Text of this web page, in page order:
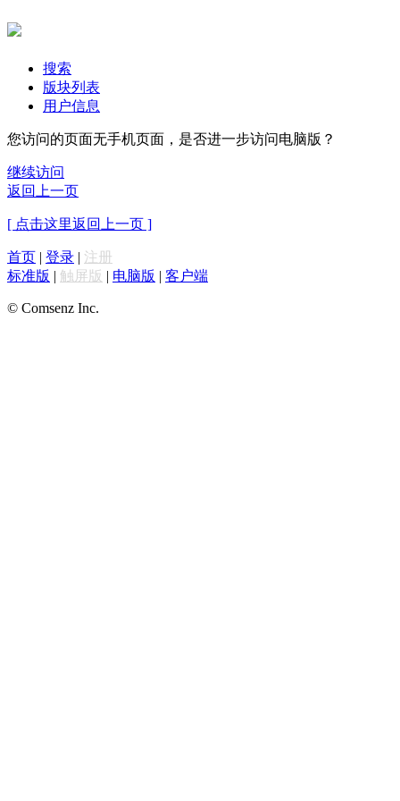
搜索
版块列表
用户信息
您访问的页面无手机页面，是否进一步访问电脑版？
继续访问
返回上一页
[ 点击这里返回上一页 ]
首页 | 登录 | 注册
标准版 | 触屏版 | 电脑版 | 客户端
© Comsenz Inc.